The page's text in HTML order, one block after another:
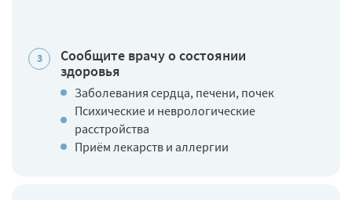
Сообщите врачу о состоянии
здоровья
Заболевания сердца, печени, почек
Психические и неврологические
расстройства
Приём лекарств и аллергии